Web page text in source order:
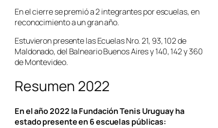
En el cierre se premió a 2 integrantes por escuelas, en
reconocimiento a un gran año.
Estuvieron presente las Ecuelas Nro. 21, 93, 102 de
Maldonado, del Balneario Buenos Aires y 140, 142 y 360
de Montevideo.
Resumen 2022
En el año 2022 la Fundación Tenis Uruguay ha
estado presente en 6 escuelas públicas: